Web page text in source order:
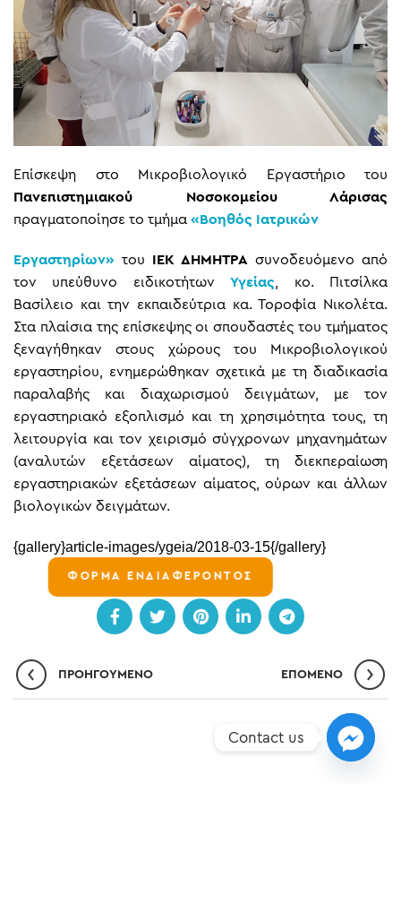
ΦΟΡΜΑ ΕΝΔΙΑΦΕΡΟΝΤΟΣ
Επίσκεψη στο Μικροβιολογικό Εργαστήριο του
Πανεπιστημιακού Νοσοκομείου Λάρισας
πραγματοποίησε το τμήμα «Βοηθός Ιατρικών
Εργαστηρίων» του ΙΕΚ ΔΗΜΗΤΡΑ συνοδευόμενο από
τον υπεύθυνο ειδικοτήτωνΥγείας , κο. Πιτσίλκα
Βασίλειο και την εκπαιδεύτρια κα. Τοροφία Νικολέτα.
Στα πλαίσια της επίσκεψης οι σπουδαστές του τμήματος
ξεναγήθηκαν στους χώρους του Μικροβιολογικού
εργαστηρίου, ενημερώθηκαν σχετικά με τη διαδικασία
παραλαβής και διαχωρισμού δειγμάτων, με τον
εργαστηριακό εξοπλισμό και τη χρησιμότητα τους, τη
λειτουργία και τον χειρισμό σύγχρονων μηχανημάτων
(αναλυτών εξετάσεων αίματος), τη διεκπεραίωση
εργαστηριακών εξετάσεων αίματος, ούρων και άλλων
βιολογικών δειγμάτων.
{gallery}article-images/ygeia/2018-03-15{/gallery}
ΠΡΟΗΓΟΎΜΕΝΟ ΕΠΌΜΕΝO
Contact us